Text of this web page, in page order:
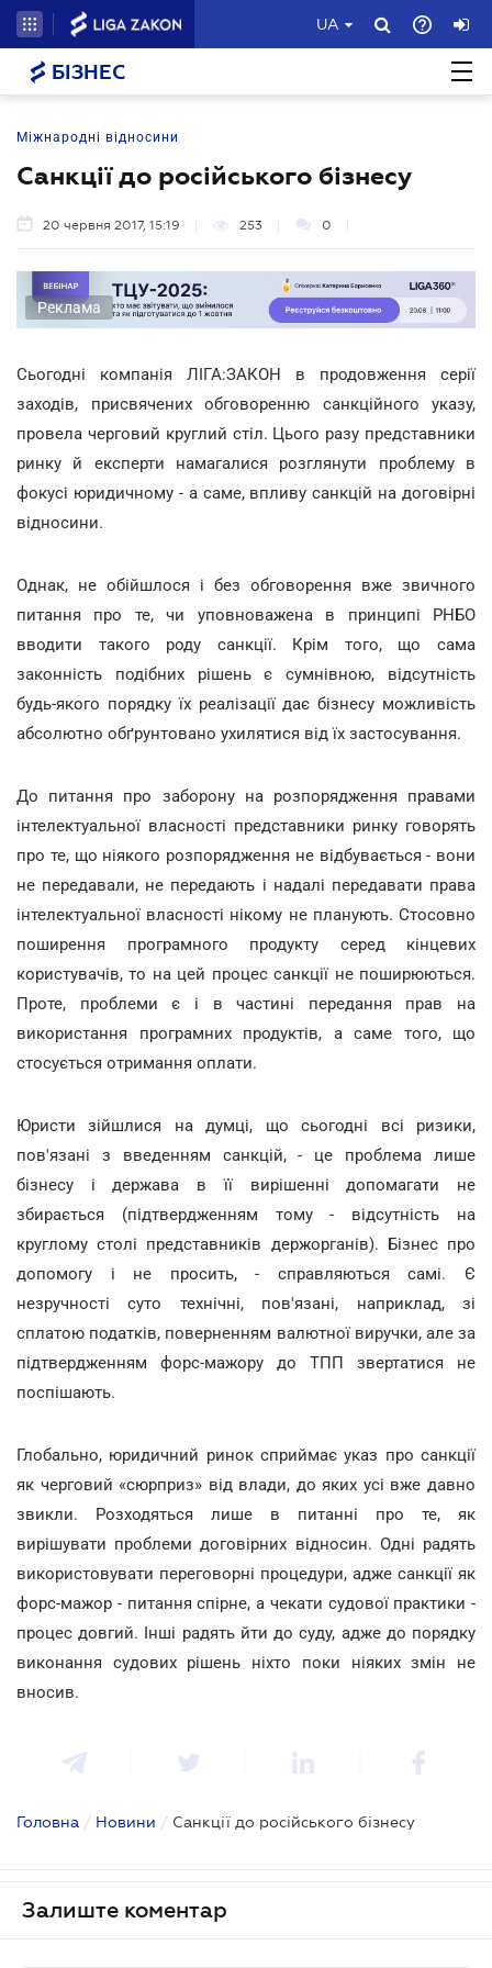
UA
БІЗНЕС
Міжнародні відносини
Санкції до російського бізнесу
20 червня 2017, 15:19 253 0
Реклама
Сьогодні компанія ЛІГА:ЗАКОН в продовження серії
заходів, присвячених обговоренню санкційного указу,
провела черговий круглий стіл. Цього разу представники
ринку й експерти намагалися розглянути проблему в
фокусі юридичному - а саме, впливу санкцій на договірні
відносини.
Однак, не обійшлося і без обговорення вже звичного
питання про те, чи уповноважена в принципі РНБО
вводити такого роду санкції. Крім того, що сама
законність подібних рішень є сумнівною, відсутність
будь-якого порядку їх реалізації дає бізнесу можливість
абсолютно обґрунтовано ухилятися від їх застосування.
До питання про заборону на розпорядження правами
інтелектуальної власності представники ринку говорять
про те, що ніякого розпорядження не відбувається - вони
не передавали, не передають і надалі передавати права
інтелектуальної власності нікому не планують. Стосовно
поширення програмного продукту серед кінцевих
користувачів, то на цей процес санкції не поширюються.
Проте, проблеми є і в частині передання прав на
використання програмних продуктів, а саме того, що
стосується отримання оплати.
Юристи зійшлися на думці, що сьогодні всі ризики,
пов'язані з введенням санкцій, - це проблема лише
бізнесу і держава в її вирішенні допомагати не
збирається (підтвердженням тому - відсутність на
круглому столі представників держорганів). Бізнес про
допомогу і не просить, - справляються самі. Є
незручності суто технічні, пов'язані, наприклад, зі
сплатою податків, поверненням валютної виручки, але за
підтвердженням форс-мажору до ТПП звертатися не
поспішають.
Глобально, юридичний ринок сприймає указ про санкції
як черговий «сюрприз» від влади, до яких усі вже давно
звикли. Розходяться лише в питанні про те, як
вирішувати проблеми договірних відносин. Одні радять
використовувати переговорні процедури, адже санкції як
форс-мажор - питання спірне, а чекати судової практики -
процес довгий. Інші радять йти до суду, адже до порядку
виконання судових рішень ніхто поки ніяких змін не
вносив.
Головна / Новини / Санкції до російського бізнесу
Залиште коментар